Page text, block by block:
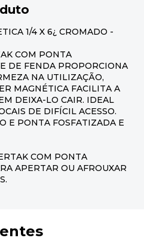
1/4 X 6¿ CROMADO -
COM PONTA
DE FENDA PROPORCIONA
NA UTILIZAÇÃO,
MAGNÉTICA FACILITA A
DEIXA-LO CAIR. IDEAL
DE DIFÍCIL ACESSO.
E PONTA FOSFATIZADA E
COM PONTA
APERTAR OU AFROUXAR